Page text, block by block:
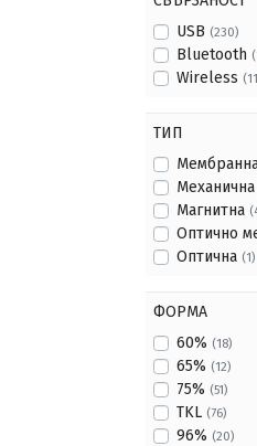
USB (230)
Bluetooth
Wireless
ТИП
Механична
Магнитна
Оптично
Оптична (1)
ФОРМА
60% (18)
65% (12)
75% (51)
TKL (76)
96% (20)